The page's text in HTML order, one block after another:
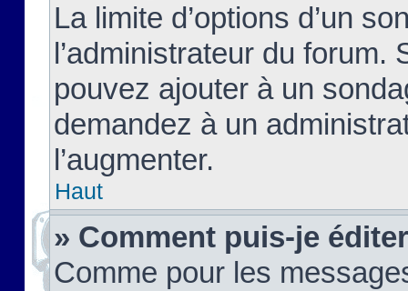
La limite d’options d’un
l’administrateur du forum.
pouvez ajouter à un
demandez à un
l’augmenter.
Haut
» Comment puis-je
Comme pour les